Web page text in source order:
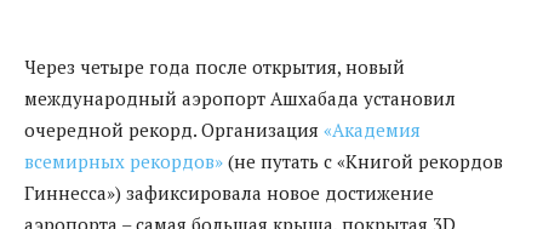
Через четыре года после открытия, новый
международный аэропорт Ашхабада установил
очередной рекорд. Организация «Академия
всемирных рекордов» (не путать с «Книгой рекордов
Гиннесса») зафиксировала новое достижение